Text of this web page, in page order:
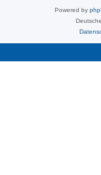
Powered by